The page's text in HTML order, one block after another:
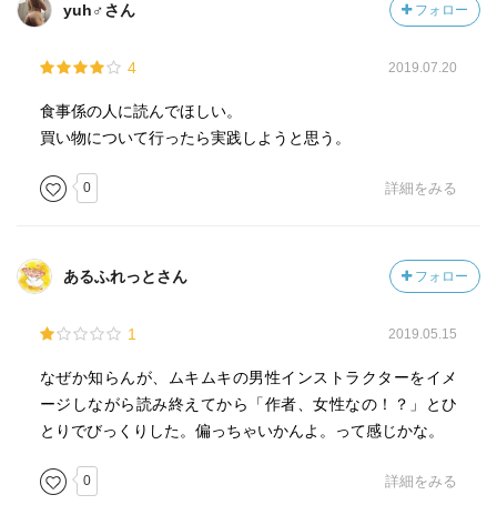
yuh♂さん フォロー
4 2019.07.20
食事係の人に読んでほしい。
買い物について行ったら実践しようと思う。
0 詳細をみる
あるふれっとさん フォロー
1 2019.05.15
なぜか知らんが、ムキムキの男性インストラクターをイメ
ージしながら読み終えてから「作者、女性なの！？」とひ
とりでびっくりした。偏っちゃいかんよ。って感じかな。
0 詳細をみる